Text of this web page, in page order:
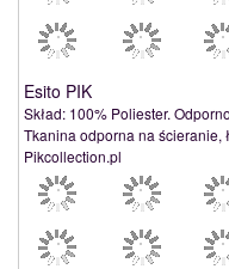
Esito PIK
Skład: 100% Poliester.
Tkanina odporna na ścieranie,
Pikcollection.pl